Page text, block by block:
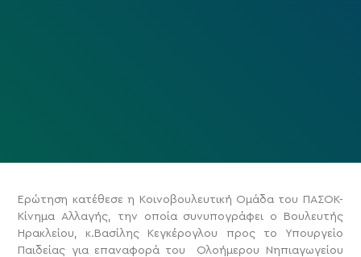
Ερώτηση κατέθεσε η Κοινοβουλευτική Ομάδα του ΠΑΣΟΚ-
Κίνημα Αλλαγής, την οποία συνυπογράφει ο Βουλευτής
Ηρακλείου, κ.Βασίλης Κεγκέρογλου προς το Υπουργείο
Παιδείας για επαναφορά του Ολοήμερου Νηπιαγωγείου